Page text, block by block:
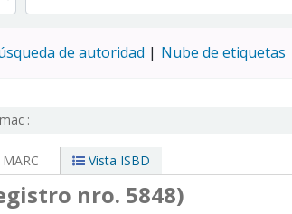
de autoridad Nube de etiquetas
:
Vista ISBD
nro. 5848)